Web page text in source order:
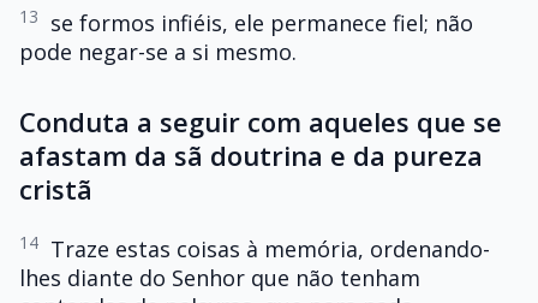
13
se formos infiéis, ele permanece fiel; não
pode negar-se a si mesmo.
Conduta a seguir com aqueles que se
afastam da sã doutrina e da pureza
cristã
14 Traze estas coisas à memória, ordenando-
lhes diante do Senhor que não tenham